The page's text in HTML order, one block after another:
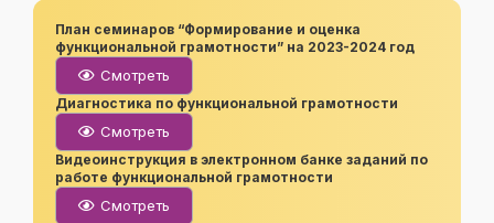
План семинаров “Формирование и оценка
функциональной грамотности” на 2023-2024 год
Смотреть
Диагностика по функциональной грамотности
Смотреть
Видеоинструкция в электронном банке заданий по
работе функциональной грамотности
Смотреть